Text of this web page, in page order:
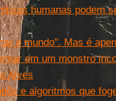
humanas podem
o mundo''. Mas é
em um monstro
Alves
e algoritmos que